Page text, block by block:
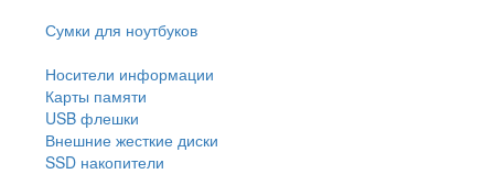
Сумки для ноутбуков
Носители информации
Карты памяти
USB флешки
Внешние жесткие диски
SSD накопители